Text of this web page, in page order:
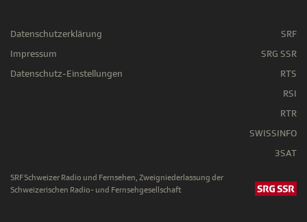
Datenschutzerklärung
Impressum
Datenschutz-Einstellungen
SRF
SRG SSR
RTS
RSI
RTR
SWISSINFO
3SAT
SRF Schweizer Radio und Fernsehen, Zweigniederlassung der
Schweizerischen Radio- und Fernsehgesellschaft